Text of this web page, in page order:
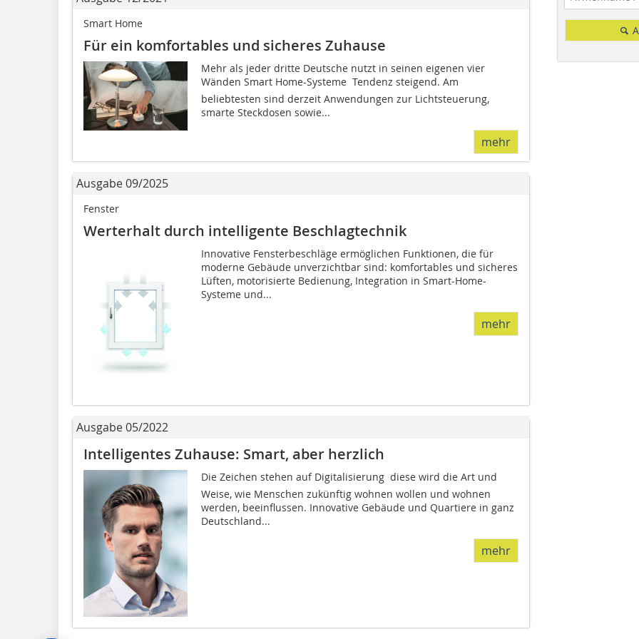
Smart Home
Für ein komfortables und sicheres Zuhause
Mehr als jeder dritte Deutsche nutzt in seinen eigenen vier
Wänden Smart Home-Systeme  Tendenz steigend. Am
beliebtesten sind derzeit Anwendungen zur Lichtsteuerung,
smarte Steckdosen sowie...
mehr
Ausgabe 09/2025
Fenster
Werterhalt durch intelligente Beschlagtechnik
Innovative Fensterbeschläge ermöglichen Funktionen, die für
moderne Gebäude unverzichtbar sind: komfortables und sicheres
Lüften, motorisierte Bedienung, Integration in Smart-Home-
Systeme und...
mehr
Ausgabe 05/2022
Intelligentes Zuhause: Smart, aber herzlich
Die Zeichen stehen auf Digitalisierung  diese wird die Art und
Weise, wie Menschen zukünftig wohnen wollen und wohnen
werden, beeinflussen. Innovative Gebäude und Quartiere in ganz
Deutschland...
mehr